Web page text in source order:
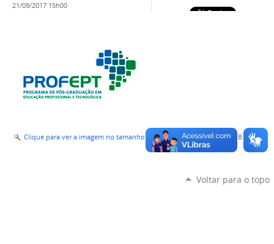
21/09/2017 15h00
Clique para ver a imagem no tamanho completo… —Tamanho: 21KB
Voltar para o topo